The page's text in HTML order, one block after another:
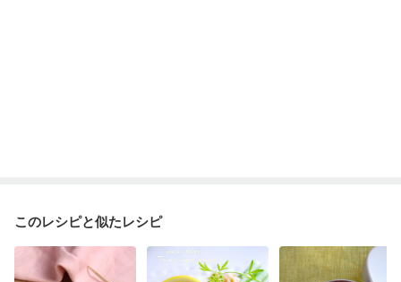
このレシピと似たレシピ